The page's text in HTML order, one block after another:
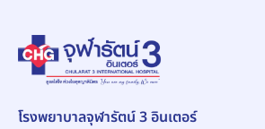
โรงพยาบาลจุฬารัตน์ 3 อินเตอร์